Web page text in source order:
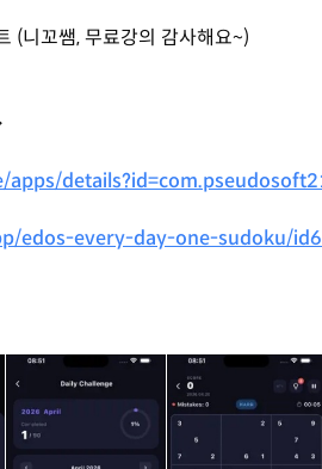
(니꼬쌤, 무료강의 감사해요~)
edos-every-day-one-sudoku/